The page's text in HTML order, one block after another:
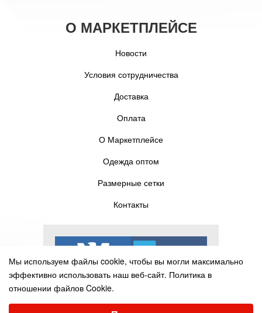
О МАРКЕТПЛЕЙСЕ
Новости
Условия сотрудничества
Доставка
Оплата
О Маркетплейсе
Одежда оптом
Размерные сетки
Контакты
Мы используем файлы cookie, чтобы вы могли максимально
эффективно использовать наш веб-сайт. Политика в
отношении файлов Cookie.